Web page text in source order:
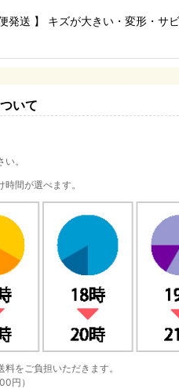
発送 】 キズが大きい・変形・
いて
。
間が選べます。
をご負担いただきます。
円）